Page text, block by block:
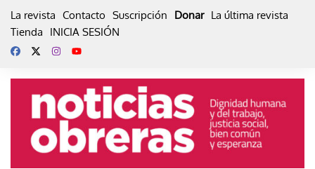
La revista Contacto Suscripción Donar La última revista
Tienda
INICIA SESIÓN